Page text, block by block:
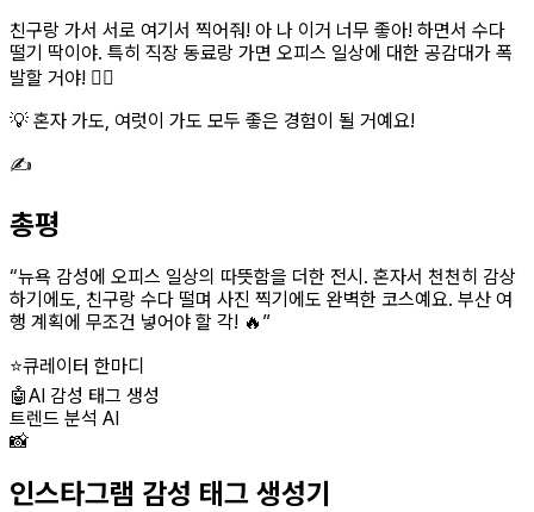
친구랑 가서 서로 여기서 찍어줘! 아 나 이거 너무 좋아! 하면서 수다
떨기 딱이야. 특히 직장 동료랑 가면 오피스 일상에 대한 공감대가 폭
발할 거야! 👯‍♀️
💡 혼자 가도, 여럿이 가도 모두 좋은 경험이 될 거예요!
✍️
총평
“뉴욕 감성에 오피스 일상의 따뜻함을 더한 전시. 혼자서 천천히 감상
하기에도, 친구랑 수다 떨며 사진 찍기에도 완벽한 코스예요. 부산 여
행 계획에 무조건 넣어야 할 각! 🔥 ”
⭐큐레이터 한마디
🤖AI 감성 태그 생성
트렌드 분석 AI
📸
인스타그램 감성 태그 생성기